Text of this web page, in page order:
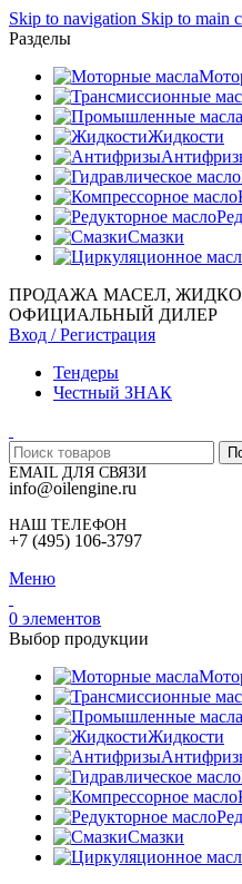
Skip to navigation Skip to main
Разделы
Жидкости
Смазки
ПРОДАЖА МАСЕЛ,
ОФИЦИАЛЬНЫЙ ДИЛЕР
Вход / Регистрация
Тендеры
Честный ЗНАК
EMAIL ДЛЯ СВЯЗИ
info@oilengine.ru
НАШ ТЕЛЕФОН
+7 (495) 106-3797
Меню
0 элементов
Выбор продукции
Жидкости
Смазки